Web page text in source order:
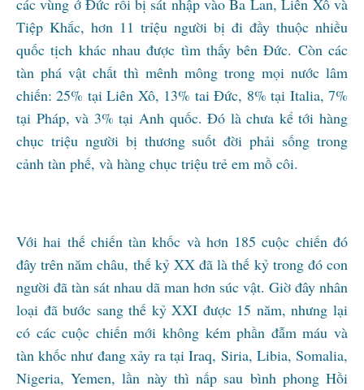
các vùng ớ Đức rồi bị sát nhập vào Ba Lan, Liên Xô và
Tiệp Khắc, hơn 11 trỉệu người bị đi đầy thuộc nhiều
quốc tịch khác nhau được tìm thấy bên Đức. Còn các
tàn phá vật chất thì mênh mông trong mọi nước lâm
chiến: 25% tại Liên Xô, 13% tai Đức, 8% tại Italia, 7%
tại Pháp, và 3% tại Anh quốc. Đó là chưa kể tới hàng
chục triệu người bị thương suốt đời phải sống trong
cảnh tàn phế, và hàng chục triệu trẻ em mồ côi.
Với hai thế chiến tàn khốc và hơn 185 cuộc chiến đó
đây trên năm châu, thế kỷ XX đã là thế kỷ trong đó con
người đã tàn sát nhau dã man hơn súc vật. Giờ đây nhân
loại đã bước sang thế kỷ XXI được 15 năm, nhưng lại
có các cuộc chiến mới không kém phần đẫm máu và
tàn khốc như đang xảy ra tại Iraq, Siria, Libia, Somalia,
Nigeria, Yemen, lần này thì nấp sau bình phong Hồi